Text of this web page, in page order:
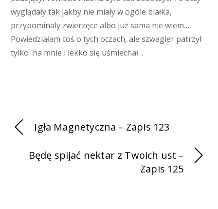
wyglądały tak jakby nie miały w ogóle białka,
przypominały zwierzęce albo już sama nie wiem…
Powiedziałam coś o tych oczach, ale szwagier patrzył
tylko na mnie i lekko się uśmiechał…
Igła Magnetyczna – Zapis 123
Będę spijać nektar z Twoich ust –
Zapis 125